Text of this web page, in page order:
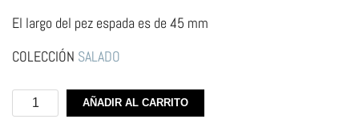
El largo del pez espada es de 45 mm
COLECCIÓN SALADO
Pendientes
de
AÑADIR AL CARRITO